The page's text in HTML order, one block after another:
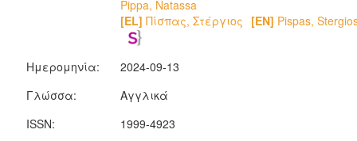
Pippa, Natassa
[EL] Πίσπας, Στέργιος [EN] Pispas,
Ημερομηνία:
2024-09-13
Γλώσσα:
Αγγλικά
ISSN:
1999-4923